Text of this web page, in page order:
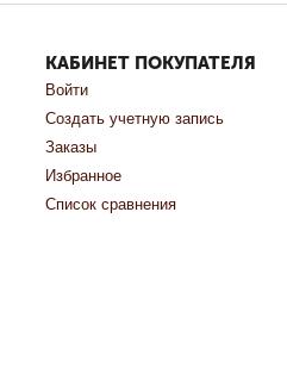
КАБИНЕТ ПОКУПАТЕЛЯ
Войти
Создать учетную запись
Заказы
Избранное
Список сравнения